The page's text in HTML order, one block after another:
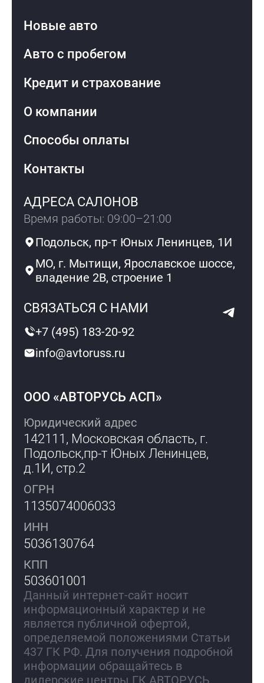
Новые авто
Авто с пробегом
Кредит и страхование
О компании
Способы оплаты
Контакты
АДРЕСА САЛОНОВ
Время работы: 09:00–21:00
Подольск, пр-т Юных Ленинцев, 1И
МО, г. Мытищи, Ярославское шоссе,
владение 2В, строение 1
СВЯЗАТЬСЯ С НАМИ
+7 (495) 183-20-92
info@avtoruss.ru
ООО «АВТОРУСЬ АСП»
Юридический адрес
142111, Московская область, г.
Подольск,пр-т Юных Ленинцев,
д.1И, стр.2
ОГРН
1135074006033
ИНН
5036130764
КПП
503601001
Данный интернет-сайт носит
информационный характер и не
является публичной офертой,
определяемой положениями Статьи
437 ГК РФ. Для получения подробной
информации обращайтесь в